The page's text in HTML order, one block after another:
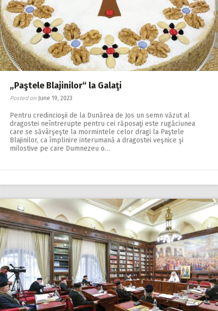
„Paştele Blajinilor“ la Galaţi
Posted on June 19, 2023
Pentru credincioşii de la Dunărea de Jos un semn văzut al
dragostei neîntrerupte pentru cei răposaţi este rugăciunea
care se săvârşeşte la mormintele celor dragi la Paştele
Blajinilor, ca împlinire interumană a dragostei veşnice şi
milostive pe care Dumnezeu o…